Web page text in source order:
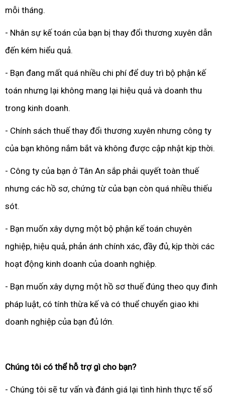
mỗi tháng.
- Nhân sự kế toán của bạn bị thay đổi thương xuyên dẫn
đến kém hiểu quả.
- Bạn đang mất quá nhiều chi phí để duy trì bộ phận kế
toán nhưng lại không mang lại hiệu quả và doanh thu
trong kinh doanh.
- Chính sách thuế thay đổi thương xuyên nhưng công ty
của bạn không nắm bắt và không được cập nhật kịp thời.
- Công ty của bạn ở Tân An sắp phải quyết toàn thuế
nhưng các hồ sơ, chứng từ của bạn còn quá nhiều thiếu
sót.
- Bạn muốn xây dựng một bộ phận kế toán chuyên
nghiệp, hiệu quả, phản ánh chính xác, đầy đủ, kịp thời các
hoạt động kinh doanh của doanh nghiệp.
- Bạn muốn xây dựng một hồ sơ thuế đúng theo quy đinh
pháp luật, có tính thừa kế và có thuể chuyển giao khi
doanh nghiệp của bạn đủ lớn.
Chúng tôi có thể hỗ trợ gì cho bạn?
- Chúng tôi sẽ tư vấn và đánh giá lại tình hình thực tế sổ